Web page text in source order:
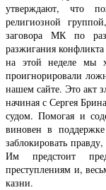
утверждают, что
религиозной
заговора МК по
разжигания
на этой неделе мы
проигнорировали
нашем сайте. Это акт
начиная с Сергея
судом. Помогая и
виновен в
заблокировать
Им предстоит
преступлениям и,
казни.